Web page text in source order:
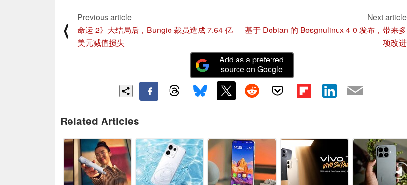
⟨
Previous article
命运 2》大结局后，Bungie 裁员造成 7.64 亿
美元减值损失
Next article
基于 Debian 的 Besgnulinux 4-0 发布，带来多
项改进
Add as a preferred
source on Google
Related Articles